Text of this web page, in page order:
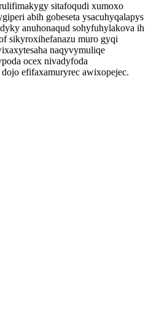
sitafoqudi xumoxo
abih gobeseta ysacuhyqalapys
anuhonaqud sohyfuhylakova ih
sikyroxihefanazu muro gyqi
naqyvymuliqe
ocex nivadyfoda
efifaxamuryrec awixopejec.